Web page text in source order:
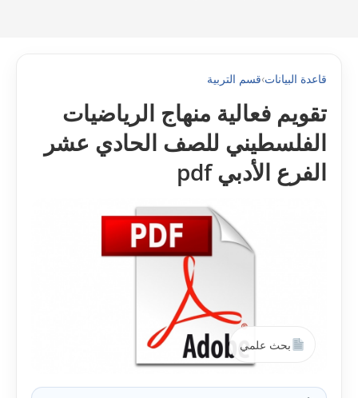
قاعدة البيانات›قسم التربية
تقويم فعالية منهاج الرياضيات
الفلسطيني للصف الحادي عشر
الفرع الأدبي pdf
بحث علمي